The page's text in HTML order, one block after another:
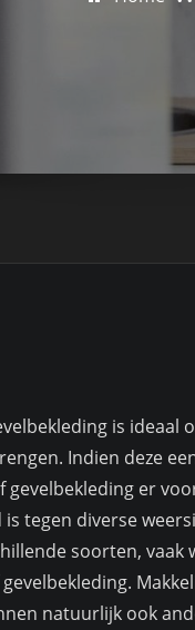
is ideaal
Indien deze
er
tegen diverse
soorten, vaak
natuurlijk ook